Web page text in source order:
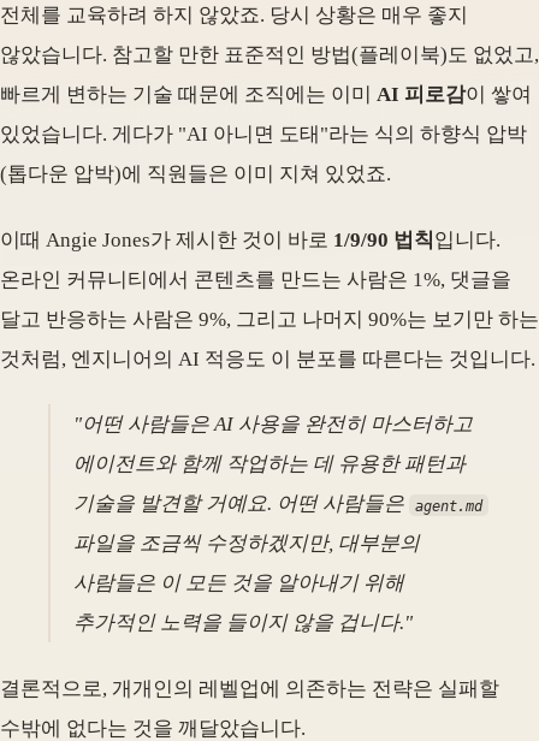
전체를 교육하려 하지 않았죠. 당시 상황은 매우 좋지
않았습니다. 참고할 만한 표준적인 방법(플레이북)도 없었고,
빠르게 변하는 기술 때문에 조직에는 이미 AI 피로감이 쌓여
있었습니다. 게다가 "AI 아니면 도태"라는 식의 하향식 압박
(톱다운 압박)에 직원들은 이미 지쳐 있었죠.
이때 Angie Jones가 제시한 것이 바로 1/9/90 법칙입니다.
온라인 커뮤니티에서 콘텐츠를 만드는 사람은 1%, 댓글을
달고 반응하는 사람은 9%, 그리고 나머지 90%는 보기만 하는
것처럼, 엔지니어의 AI 적응도 이 분포를 따른다는 것입니다.
"어떤 사람들은 AI 사용을 완전히 마스터하고
에이전트와 함께 작업하는 데 유용한 패턴과
기술을 발견할 거예요. 어떤 사람들은
agent.md
파일을 조금씩 수정하겠지만, 대부분의
사람들은 이 모든 것을 알아내기 위해
추가적인 노력을 들이지 않을 겁니다."
결론적으로, 개개인의 레벨업에 의존하는 전략은 실패할
수밖에 없다는 것을 깨달았습니다.